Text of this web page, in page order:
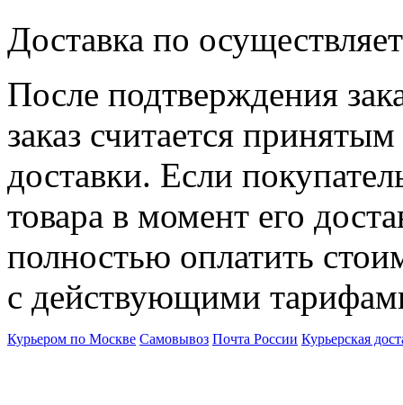
Доставка по
После подтверждения
заказ считается
доставки. Если
товара в момент его
полностью оплатить
с действующими
Курьером по Москве Самовывоз Почта России Курьерская